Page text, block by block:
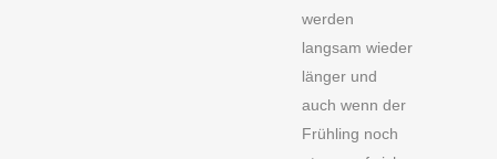
werden
langsam wieder
länger und
auch wenn der
Frühling noch